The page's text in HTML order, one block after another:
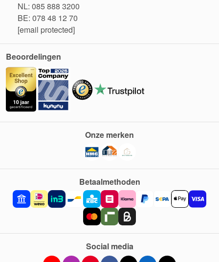
NL: 085 888 3200
BE: 078 48 12 70
[email protected]
Beoordelingen
Betaalmethoden
Onze merken
Social media